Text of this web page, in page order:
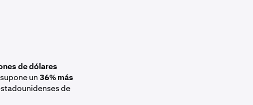
de dólares
un 36% más
de